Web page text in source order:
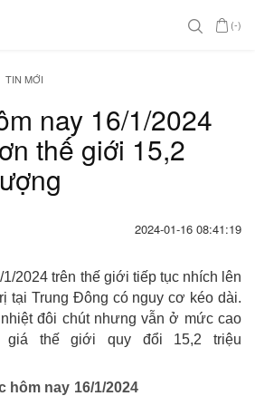
(-)
TIN MỚI
nay 16/1/2024
thế giới 15,2
2024-01-16 08:41:19
2024 trên thế giới tiếp tục nhích lên
tại Trung Đông có nguy cơ kéo dài.
đôi chút nhưng vẫn ở mức cao
giá thế giới quy đổi 15,2 triệu
hôm nay 16/1/2024